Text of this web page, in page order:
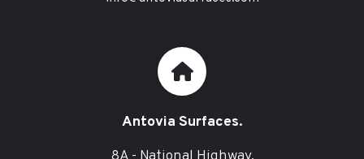
Antovia Surfaces.